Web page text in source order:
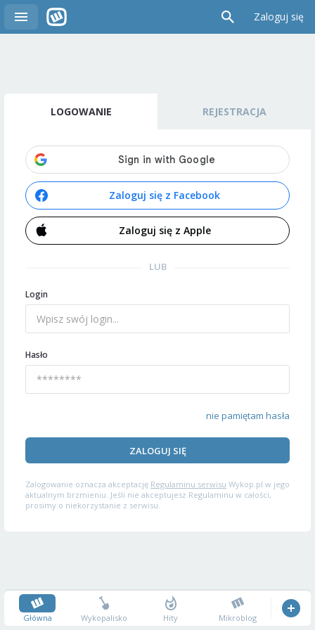
Zaloguj się
LOGOWANIE REJESTRACJA
Zaloguj się z Facebook
Zaloguj się z Apple
LUB
Login
Hasło
nie pamiętam hasła
ZALOGUJ SIĘ
Zalogowanie oznacza akceptację Regulaminu serwisu Wykop.pl w jego
aktualnym brzmieniu. Jeśli nie akceptujesz Regulaminu w całości,
prosimy o niekorzystanie z serwisu.
Główna Wykopalisko Hity Mikroblog